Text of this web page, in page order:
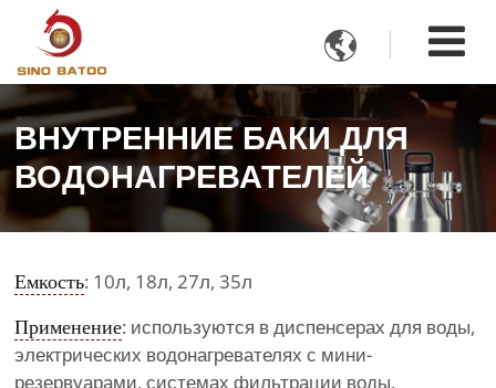

ВНУТРЕННИЕ БАКИ ДЛЯ
ВОДОНАГРЕВАТЕЛЕЙ
Емкость: 10л, 18л, 27л, 35л
Применение: используются в диспенсерах для воды,
электрических водонагревателях с мини-
резервуарами, системах фильтрации воды,